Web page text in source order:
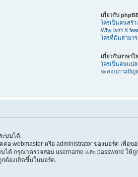
เกี่ยวกับ
ใครเป็นคนสร้า
Why isn’t X
ใครที่ฉันสามา
เกี่ยวกับภาษา
ใครเป็นคนแป
จะสอบถามปัญ
บบได้.
webmaster หรือ administrator ของบอร์ด เพื่อขอ
กรุณาตรวจสอบ username และ password ให้ถู
ต้องเกิดขึ้นในบอร์ด.